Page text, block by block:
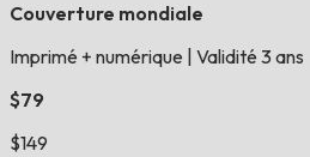
Couverture mondiale
Imprimé + numérique Validité 3 ans
$79
$149